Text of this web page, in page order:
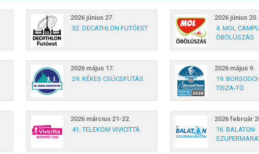
2026 június 27.
32. DECATHLON FUTÓEST
2026 június 20.
4. MOL
ÖBÖLÚSZÁS
2026 május 17.
29. KÉKES CSÚCSFUTÁS
2026 május 9.
19.
TISZA-TÓ
2026 március 21-22.
41. TELEKOM VIVICITTÁ
2026 február
16. BALATON